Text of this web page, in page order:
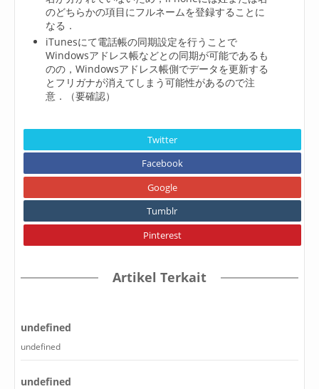
のどちらかの項目にフルネームを登録することに
なる．
iTunesにて電話帳の同期設定を行うことで
Windowsアドレス帳などとの同期が可能であるも
のの，Windowsアドレス帳側でデータを更新する
とフリガナが消えてしまう可能性があるので注
意．（要確認）
Twitter
Facebook
Google
Tumblr
Pinterest
Artikel Terkait
undefined
undefined
undefined